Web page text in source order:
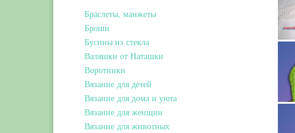
Браслеты, манжеты
Броши
Бусины из стекла
Валяшки от Наташки
Воротники
Вязание для детей
Вязание для дома и уюта
Вязание для женщин
Вязание для животных